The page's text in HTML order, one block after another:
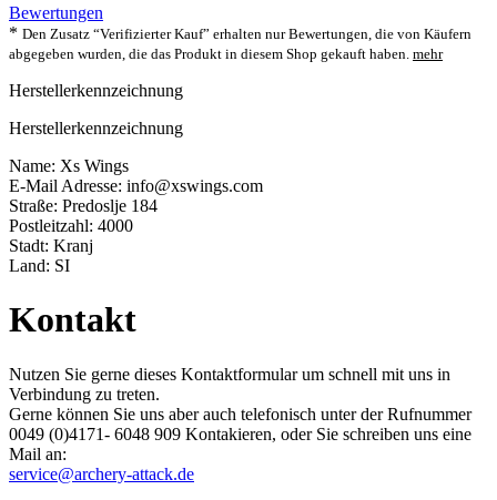
Bewertungen
* Den Zusatz “Verifizierter Kauf” erhalten nur Bewertungen, die von Käufern
abgegeben wurden, die das Produkt in diesem Shop gekauft haben. mehr
Herstellerkennzeichnung
Herstellerkennzeichnung
Name: Xs Wings
E-Mail Adresse: info@xswings.com
Straße: Predoslje 184
Postleitzahl: 4000
Stadt: Kranj
Land: SI
Kontakt
Nutzen Sie gerne dieses Kontaktformular um schnell mit uns in
Verbindung zu treten.
Gerne können Sie uns aber auch telefonisch unter der Rufnummer
0049 (0)4171- 6048 909​ Kontakieren, oder Sie schreiben uns eine
Mail an:
service@archery-attack.de